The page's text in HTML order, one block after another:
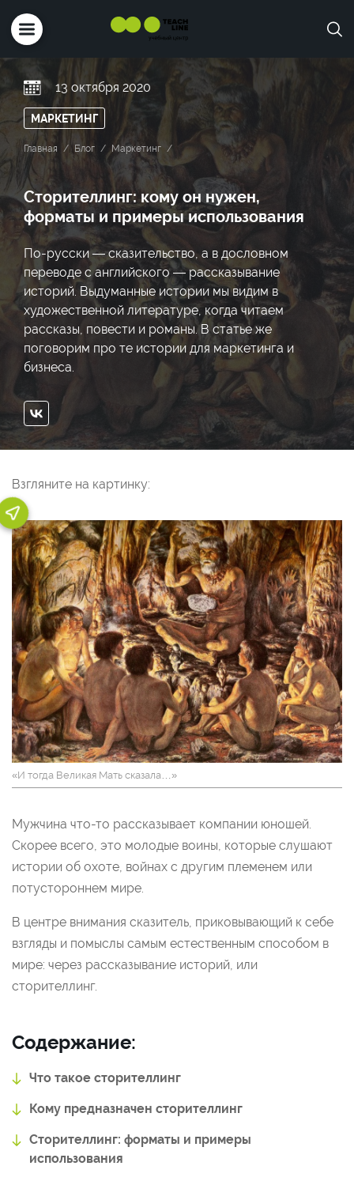
13 октября 2020
МАРКЕТИНГ
Главная Блог Маркетинг
Сторителлинг: кому он нужен,
форматы и примеры использования
По-русски — сказительство, а в дословном
переводе с английского — рассказывание
историй. Выдуманные истории мы видим в
художественной литературе, когда читаем
рассказы, повести и романы. В статье же
поговорим про те истории для маркетинга и
бизнеса.
Взгляните на картинку:
«И тогда Великая Мать сказала…»
Мужчина что-то рассказывает компании юношей.
Скорее всего, это молодые воины, которые слушают
истории об охоте, войнах с другим племенем или
потустороннем мире.
В центре внимания сказитель, приковывающий к себе
взгляды и помыслы самым естественным способом в
мире: через рассказывание историй, или
сторителлинг.
Содержание:
Что такое сторителлинг
Кому предназначен сторителлинг
Сторителлинг: форматы и примеры
использования